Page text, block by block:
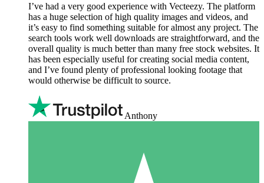
I’ve had a very good experience with Vecteezy. The platform
has a huge selection of high quality images and videos, and
it’s easy to find something suitable for almost any project. The
search tools work well downloads are straightforward, and the
overall quality is much better than many free stock websites. It
has been especially useful for creating social media content,
and I’ve found plenty of professional looking footage that
would otherwise be difficult to source.
Anthony